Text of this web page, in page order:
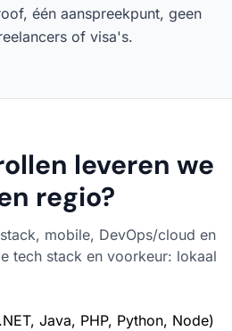
één aanspreekpunt, geen
of visa's.
leveren we
regio?
mobile, DevOps/cloud en
tech stack en voorkeur: lokaal
Java, PHP, Python, Node)